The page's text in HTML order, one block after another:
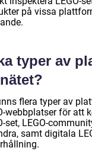
på vissa
typer av
flera typer av
webbplatser för att
set, LEGO-
samt digitala